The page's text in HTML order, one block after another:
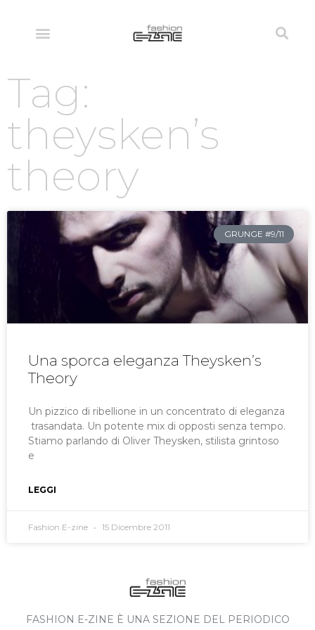
Tag:
theysken’s
theory
GRUNGE #9/11
Una sporca eleganza Theysken’s
Theory
Un pizzico di ribellione in un concentrato di eleganza
trasandata. Un potente mix di opposti senza tempo.
Stiamo parlando di Oliver Theysken, stilista grintoso
e
LEGGI
Fashion E-zine 15 Dicembre 2011
FASHION E-ZINE È UNA SEZIONE DEL PERIODICO